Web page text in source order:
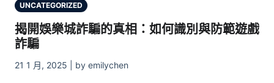
UNCATEGORIZED
揭開娛樂城詐騙的真相：如何識別與防範遊戲
詐騙
21 1 月, 2025 | by emilychen